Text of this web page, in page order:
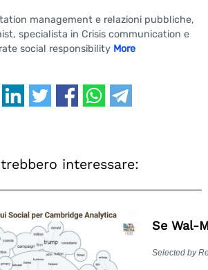
management e relazioni pubbliche,
specialista in Crisis communication e
social responsibility More
interessare:
Se Wal-
Selected by